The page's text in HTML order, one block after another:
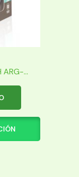
ARG-...